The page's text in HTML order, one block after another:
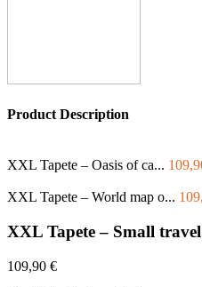
Product Description
XXL Tapete – Oasis of ca...
XXL Tapete – World map o...
XXL Tapete – Small
109,90 €